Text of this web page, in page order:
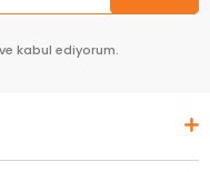
kabul ediyorum.